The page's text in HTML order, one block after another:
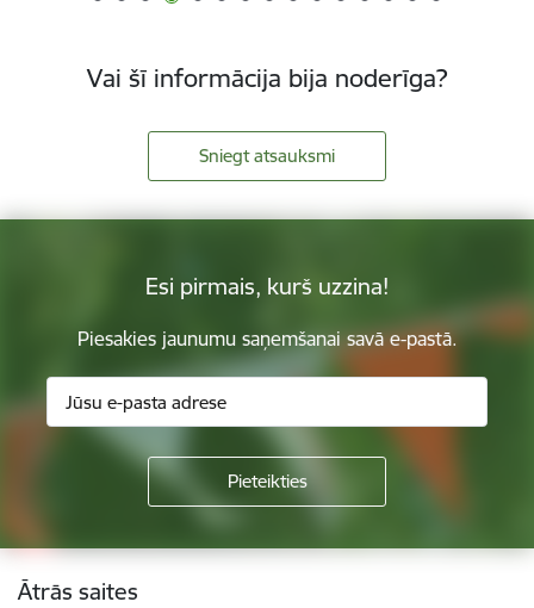
Vai šī informācija bija noderīga?
Sniegt atsauksmi
Esi pirmais, kurš uzzina!
Piesakies jaunumu saņemšanai savā e-pastā.
Kājene
Ātrās saites